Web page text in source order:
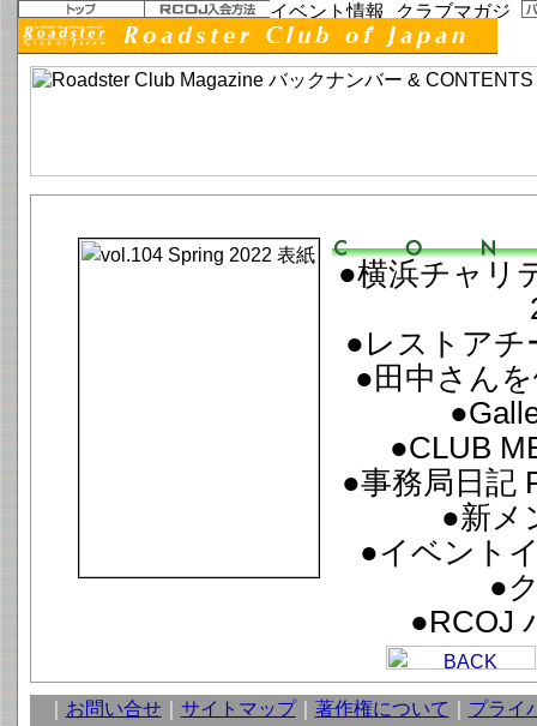
●横浜チャリ
●レストアチ
●田中さん
●CLUB
●事務局日記
●新メ
●イベント
●
●RCOJ
お問い合せ｜ サイトマップ｜ 著作権について
プライ